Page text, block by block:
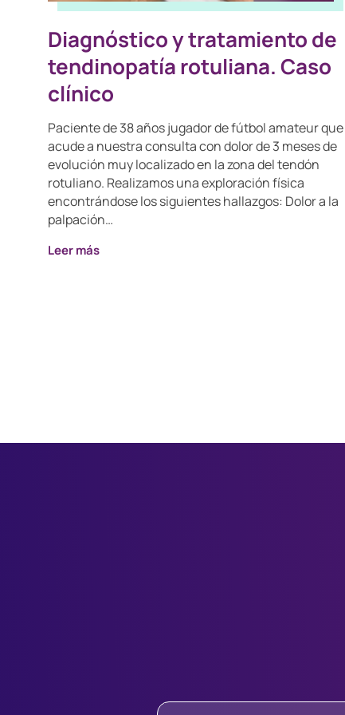
Diagnóstico y tratamiento de
tendinopatía rotuliana. Caso
clínico
Paciente de 38 años jugador de fútbol amateur que
acude a nuestra consulta con dolor de 3 meses de
evolución muy localizado en la zona del tendón
rotuliano. Realizamos una exploración física
encontrándose los siguientes hallazgos: Dolor a la
palpación…
Leer más